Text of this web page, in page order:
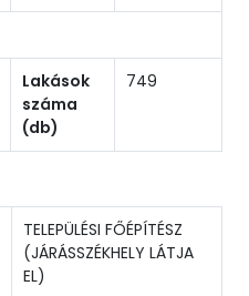
Lakások
száma
(db)
749
TELEPÜLÉSI FŐÉPÍTÉSZ
(JÁRÁSSZÉKHELY LÁTJA
EL)